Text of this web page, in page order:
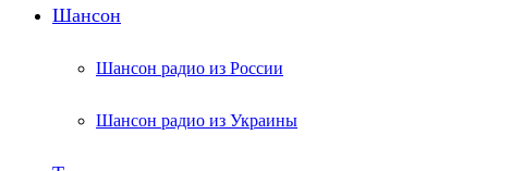
Шансон
Шансон радио из России
Шансон радио из Украины